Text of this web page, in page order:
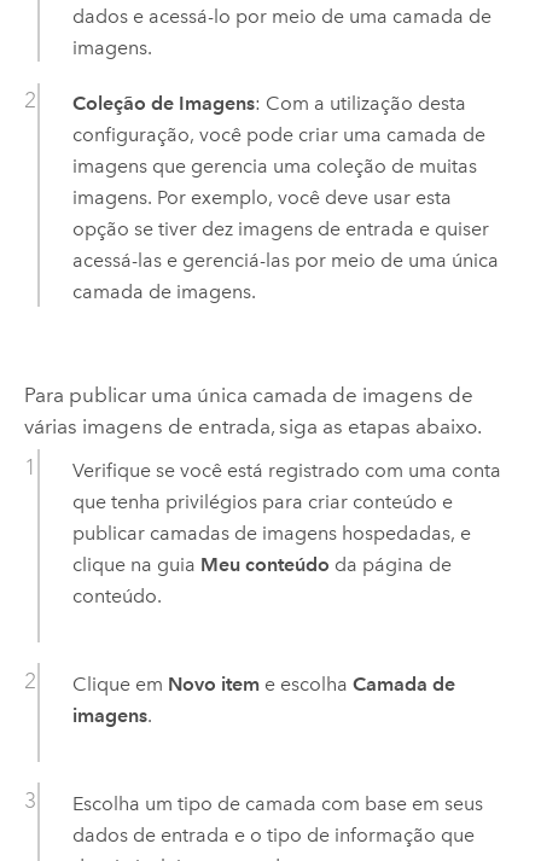
dados e acessá-lo por meio de uma camada de
imagens.
Coleção de Imagens: Com a utilização desta
configuração, você pode criar uma camada de
imagens que gerencia uma coleção de muitas
imagens. Por exemplo, você deve usar esta
opção se tiver dez imagens de entrada e quiser
acessá-las e gerenciá-las por meio de uma única
camada de imagens.
Para publicar uma única camada de imagens de
várias imagens de entrada, siga as etapas abaixo.
Verifique se você está registrado com uma conta
que tenha privilégios para criar conteúdo e
publicar camadas de imagens hospedadas, e
clique na guia Meu conteúdo da página de
conteúdo.
Clique em Novo iteme escolha Camada de
imagens.
Escolha um tipo de camada com base em seus
dados de entrada e o tipo de informação que